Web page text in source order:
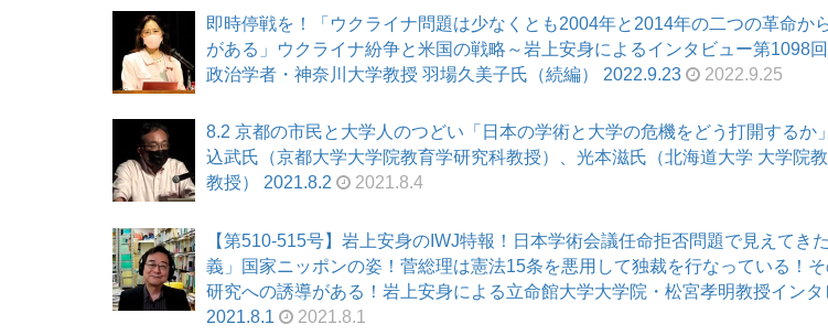
即時停戦を！「ウクライナ問題は少なくとも2004年と2014年の二つの革命か
がある」ウクライナ紛争と米国の戦略～岩上安身によるインタビュー第1098
政治学者・神奈川大学教授 羽場久美子氏（続編） 2022.9.23
2022.9.25
8.2 京都の市民と大学人のつどい「日本の学術と大学の危機をどう打開するか
込武氏（京都大学大学院教育学研究科教授）、光本滋氏（北海道大学 大学院
教授） 2021.8.2
2021.8.4
【第510-515号】岩上安身のIWJ特報！日本学術会議任命拒否問題で見えてき
義」国家ニッポンの姿！菅総理は憲法15条を悪用して独裁を行なっている！
研究への誘導がある！岩上安身による立命館大学大学院・松宮孝明教授インタ
2021.8.1
2021.8.1